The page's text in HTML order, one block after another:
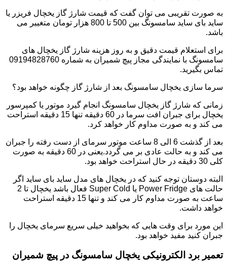
به صورت تقریبی می توان گفت که قیمت شارژ گاز یخچال فریزر یا
ساید بای ساید سامسونگ بین 500 تا 800 هزار تومان متغییر می
باشد.
برای استعلام قیمت دقیق و به روز هزینه شارژ گاز یخچال های
سامسونگ با نمایندگی مجاز پیچ شمیران به شماره 09194828760
تماس بگیرید.
سرما سازی یخچال سامسونگ بعد از شارژ گاز چگونه خواهد بود؟
زمانی که شارژ گاز یخچال سامسونگ انجام گیرد موتور یا کمپرسور
یخچال برای جبران افت سرما در 60 دقیقه تنها 15 دقیقه استراحت
می کند و به صورت مداوم کار خواهد کرد.
بعد از گذشت 6 الی 8 ساعت موتور سرمای از دست رفته را جبران
می کند و به حالت عادی بر می گردد.یعنی در 60 دقیقه به صورت
کلی 30 دقیقه در حال استراحت خواهد بود.
البته دوستان توجه کنید که در یخچال های مدل ساید بای ساید اگر
حالت های Power Fridge یا Super Cold فعال باشد یخچال تا 2
ساعت به صورت مداوم کار می کند و تنها 15 دقیقه استراحت
خواهد داشت.
این مورد برای وقت هایی که بخواهید خیلی سریع سرمای یخچال را
جبران کنید مفید خواهد بود.
تعمیر برد الکترونیکی یخچال سامسونگ در پیچ شمیران